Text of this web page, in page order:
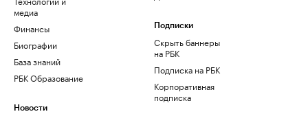
медиа
Финансы
Биографии
База знаний
РБК Образование
Новости
Подписки
Скрыть баннеры
на РБК
Подписка на РБК
Корпоративная
подписка